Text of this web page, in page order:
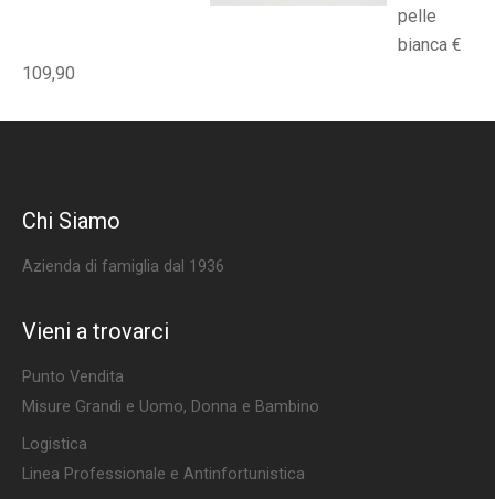
pelle
bianca €
109,90
Chi Siamo
Azienda di famiglia dal 1936
Vieni a trovarci
Punto Vendita
Misure Grandi e Uomo, Donna e Bambino
Logistica
Linea Professionale e Antinfortunistica